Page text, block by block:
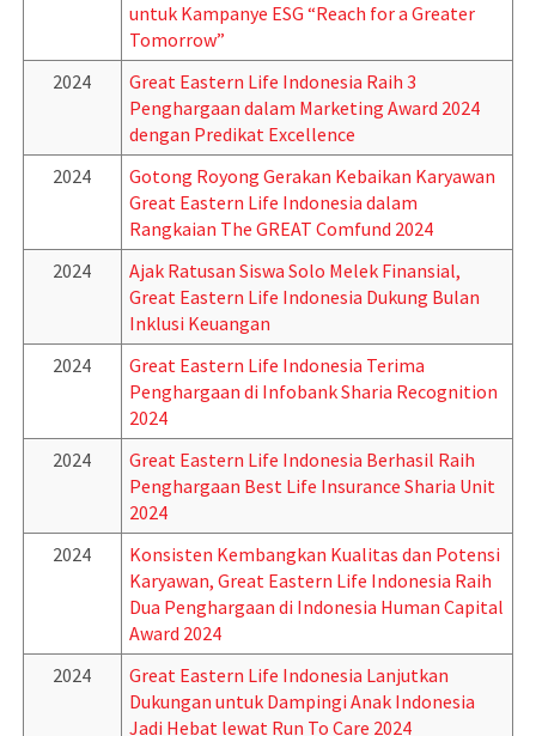
untuk Kampanye ESG “Reach for a Greater
Tomorrow”
2024
Great Eastern Life Indonesia Raih 3
Penghargaan dalam Marketing Award 2024
dengan Predikat Excellence
2024
Gotong Royong Gerakan Kebaikan Karyawan
Great Eastern Life Indonesia dalam
Rangkaian The GREAT Comfund 2024
2024
Ajak Ratusan Siswa Solo Melek Finansial,
Great Eastern Life Indonesia Dukung Bulan
Inklusi Keuangan
2024
Great Eastern Life Indonesia Terima
Penghargaan di Infobank Sharia Recognition
2024
2024
Great Eastern Life Indonesia Berhasil Raih
Penghargaan Best Life Insurance Sharia Unit
2024
2024
Konsisten Kembangkan Kualitas dan Potensi
Karyawan, Great Eastern Life Indonesia Raih
Dua Penghargaan di Indonesia Human Capital
Award 2024
2024
Great Eastern Life Indonesia Lanjutkan
Dukungan untuk Dampingi Anak Indonesia
Jadi Hebat lewat Run To Care 2024